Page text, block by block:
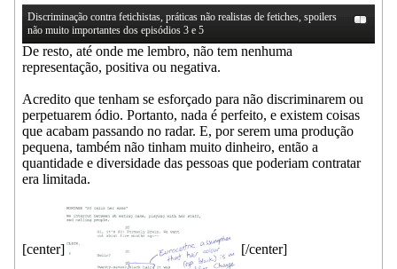
Discriminação contra fetichistas, práticas não realistas de fetiches, spoilers
não muito importantes dos episódios 3 e 5
De resto, até onde me lembro, não tem nenhuma
representação, positiva ou negativa.
Acredito que tenham se esforçado para não discriminarem ou
perpetuarem ódio. Portanto, nada é perfeito, e existem coisas
que acabam passando no radar. E, por serem uma produção
pequena, também não tinham muito dinheiro, então a
quantidade e diversidade das pessoas que poderiam contratar
era limitada.
[center] [/center]